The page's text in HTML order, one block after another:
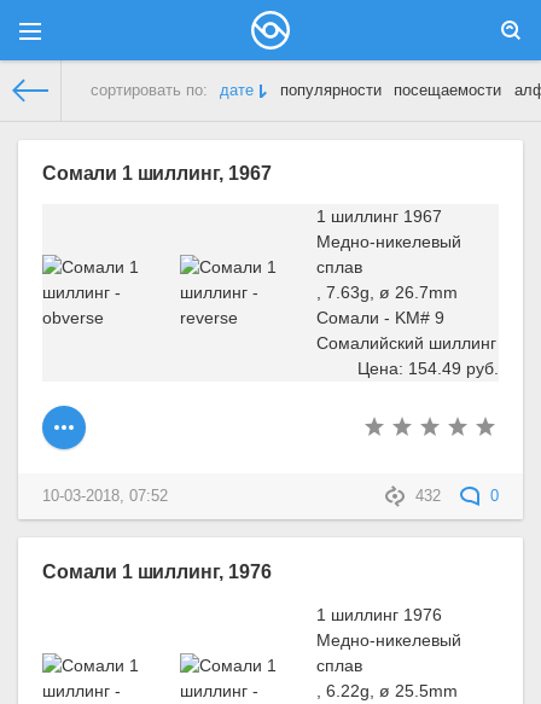
сортировать по: дате популярности посещаемости
Сомали 1 шиллинг, 1967
1 шиллинг 1967
Медно-никелевый
сплав
, 7.63g, ø 26.7mm
Сомали - KM# 9
Сомалийский шиллинг
Цена: 154.49 руб.
432 0
10-03-2018, 07:52
Сомали 1 шиллинг, 1976
1 шиллинг 1976
Медно-никелевый
сплав
, 6.22g, ø 25.5mm